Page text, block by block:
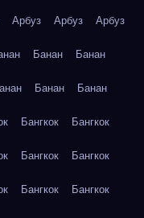
Арбуз Арбуз Арбуз
Банан Банан
Банан Банан
Бангкок Бангкок
Бангкок Бангкок
Бангкок Бангкок